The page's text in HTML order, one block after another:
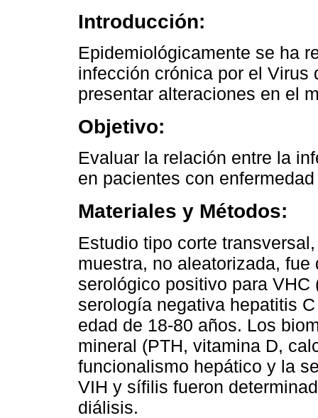
Introducción:
Epidemiológicamente se ha
infección crónica por el Virus
presentar alteraciones en el
Objetivo:
Evaluar la relación entre la
en pacientes con
Materiales y Métodos:
Estudio tipo corte
muestra, no aleatorizada,
serológico positivo para
serología negativa hepatitis
edad de 18-80 años. Los
mineral (PTH, vitamina D,
funcionalismo hepático y la
VIH y sífilis fueron
diálisis.